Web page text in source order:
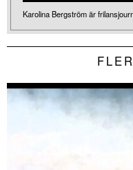
Karolina Bergström är